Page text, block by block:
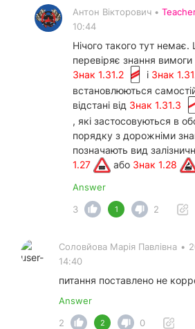
Антон Вікторович •
10:44
Нічого такого тут немає.
перевіряє знання
Знак 1.31.2
і Знак
встановлюються
відстані від Знак 1.31.3
, які застосовуються в
порядку з дорожніми
позначають вид
1.27
або Знак 1.28
Answer
3
1 2
Соловйова Марія Павлівна •
14:40
питання поставлено не
Answer
2
2 0